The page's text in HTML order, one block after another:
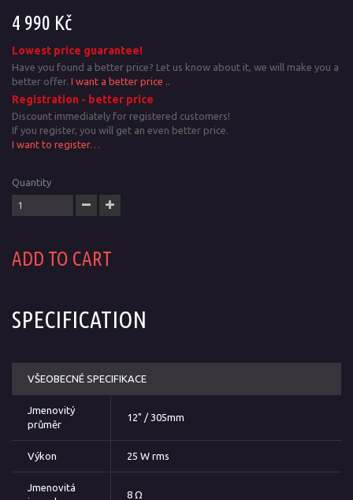
4 990 Kč
Lowest price guarantee!
Have you found a better price? Let us know about it, we will make you a
better offer. I want a better price ..
Registration - better price
Discount immediately for registered customers!
If you register, you will get an even better price.
I want to register…
Quantity
ADD TO CART
SPECIFICATION
VŠEOBECNÉ SPECIFIKACE
Jmenovitý
průměr
12" / 305mm
Výkon 25 W rms
Jmenovitá
8 Ω